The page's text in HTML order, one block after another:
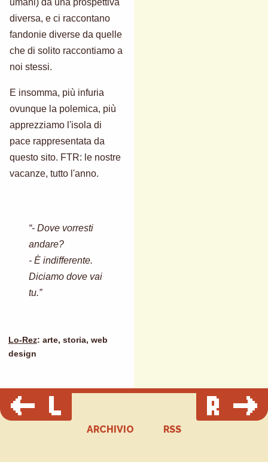
umani) da una prospettiva
diversa, e ci raccontano
fandonie diverse da quelle
che di solito raccontiamo a
noi stessi.
E insomma, più infuria
ovunque la polemica, più
apprezziamo l'isola di
pace rappresentata da
questo sito. FTR: le nostre
vacanze, tutto l'anno.
“- Dove vorresti
andare?
- È indifferente.
Diciamo dove vai
tu.”
Lo-Rez: arte, storia, web
design
ARCHIVIO RSS